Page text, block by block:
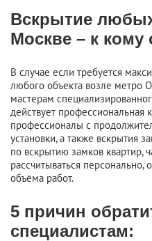
Вскрытие
Москве – к кому
В случае если требуется
любого объекта возле метро
мастерам
действует профессиональная
профессионалы с
установки, а также вскрытия
по вскрытию замков квартир,
рассчитываться персонально,
объёма работ.
5 причин
специалистам: